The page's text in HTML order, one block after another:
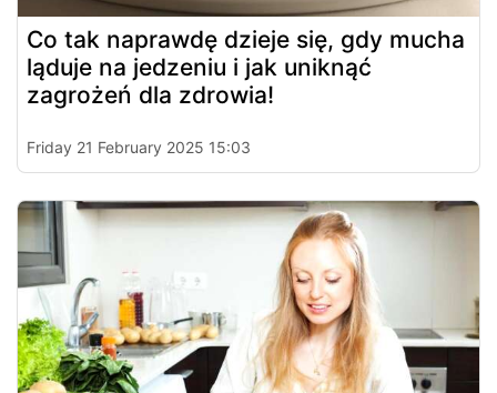
Co tak naprawdę dzieje się, gdy mucha
ląduje na jedzeniu i jak uniknąć
zagrożeń dla zdrowia!
Friday 21 February 2025 15:03